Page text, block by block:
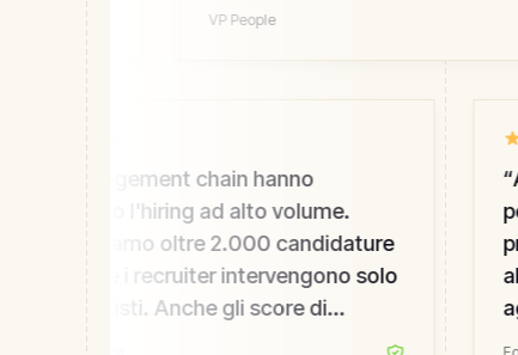
salita, il mio team non si brucia.
VP People
Le engagement chain hanno
sbloccato l'hiring ad alto volume.
Processiamo oltre 2.000 candidature
al mese e i recruiter intervengono solo
per i finalisti. Anche gli score di